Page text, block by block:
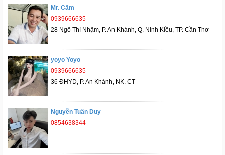
Mr. Cầm
0939666635
28 Ngô Thì Nhậm, P. An Khánh, Q. Ninh Kiều, TP. Cần Thơ
yoyo Yoyo
0939666635
36 ĐHYD, P. An Khánh, NK. CT
Nguyễn Tuấn Duy
0854638344